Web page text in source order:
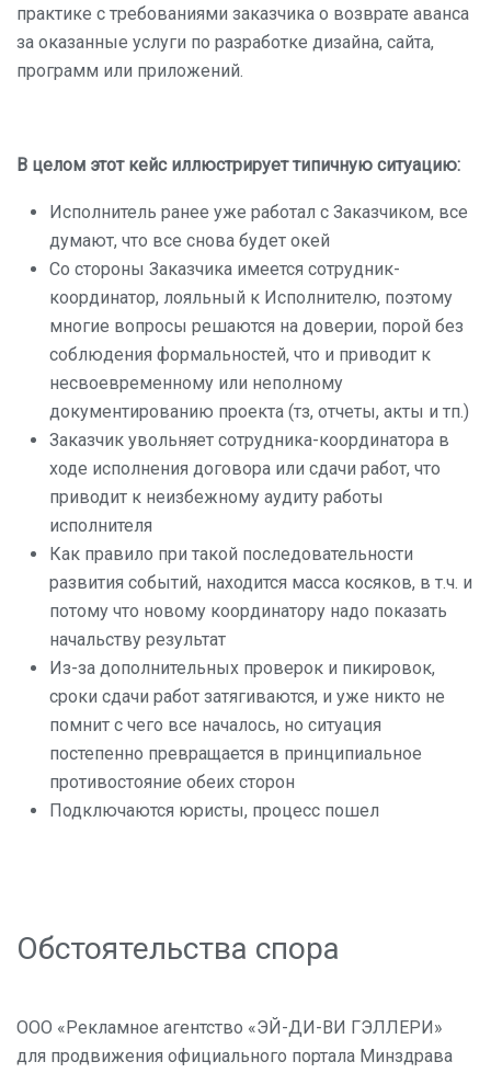
практике с требованиями заказчика о возврате аванса
за оказанные услуги по разработке дизайна, сайта,
программ или приложений.
В целом этот кейс иллюстрирует типичную ситуацию:
Исполнитель ранее уже работал с Заказчиком, все
думают, что все снова будет окей
Со стороны Заказчика имеется сотрудник-
координатор, лояльный к Исполнителю, поэтому
многие вопросы решаются на доверии, порой без
соблюдения формальностей, что и приводит к
несвоевременному или неполному
документированию проекта (тз, отчеты, акты и тп.)
Заказчик увольняет сотрудника-координатора в
ходе исполнения договора или сдачи работ, что
приводит к неизбежному аудиту работы
исполнителя
Как правило при такой последовательности
развития событий, находится масса косяков, в т.ч. и
потому что новому координатору надо показать
начальству результат
Из-за дополнительных проверок и пикировок,
сроки сдачи работ затягиваются, и уже никто не
помнит с чего все началось, но ситуация
постепенно превращается в принципиальное
противостояние обеих сторон
Подключаются юристы, процесс пошел
Обстоятельства спора
ООО «Рекламное агентство «ЭЙ-ДИ-ВИ ГЭЛЛЕРИ»
для продвижения официального портала Минздрава